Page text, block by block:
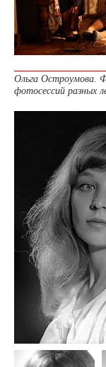
Ольга Остроумова.
фотосессий разных